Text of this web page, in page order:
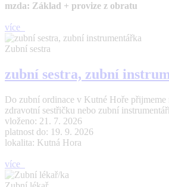
mzda: Základ + provize z obratu
více
Zubní sestra
zubní sestra, zubní
Do zubní ordinace v Kutné Hoře
zdravotní sestřičku nebo zubní
vloženo: 21. 7. 2026
platnost do: 19. 9. 2026
lokalita: Kutná Hora
více